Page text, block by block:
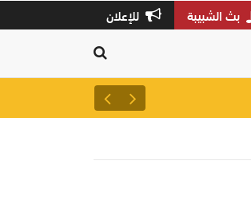
بث الشبيبة للإعلان
إيقاف بيع وتصدير الكنعد